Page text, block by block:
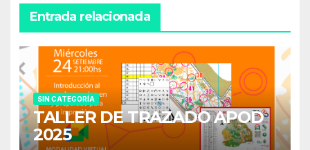
Entrada relacionada
SIN CATEGORÍA
TALLER DE TRAZADO APOD
2025